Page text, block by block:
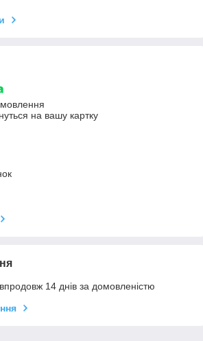
на вашу картку
14 днів за домовленістю